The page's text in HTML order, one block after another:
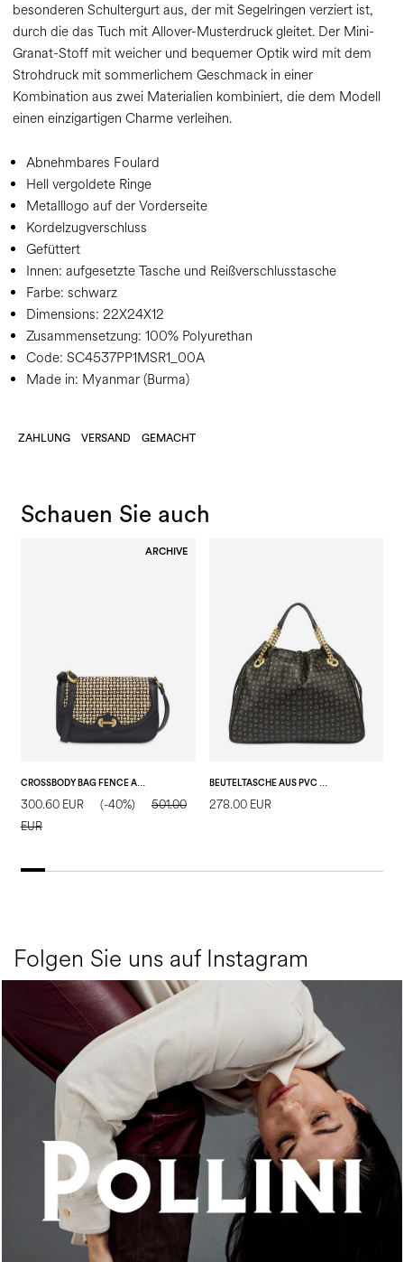
besonderen Schultergurt aus, der mit Segelringen verziert ist,
durch die das Tuch mit Allover-Musterdruck gleitet. Der Mini-
Granat-Stoff mit weicher und bequemer Optik wird mit dem
Strohdruck mit sommerlichem Geschmack in einer
Kombination aus zwei Materialien kombiniert, die dem Modell
einen einzigartigen Charme verleihen.
Abnehmbares Foulard
Hell vergoldete Ringe
Metalllogo auf der Vorderseite
Kordelzugverschluss
Gefüttert
Innen: aufgesetzte Tasche und Reißverschlusstasche
Farbe: schwarz
Dimensions: 22X24X12
Zusammensetzung: 100% Polyurethan
Code: SC4537PP1MSR1_00A
Made in: Myanmar (Burma)
ZAHLUNG VERSAND GEMACHT
Schauen Sie auch
ARCHIVE
CROSSBODY BAG FENCE AUS KALBSLEDER UND BAST
300.60 EUR (-40%)
501.00
EUR
BEUTELTASCHE AUS PVC MIT HERITAGE SOFT TOUCH
278.00 EUR
Folgen Sie uns auf Instagram
An ode to the house’s vibrant Italian roots, the new...